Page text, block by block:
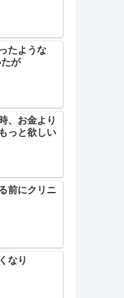
たような
が
、お金より
っと欲しい
前にクリニ
なり